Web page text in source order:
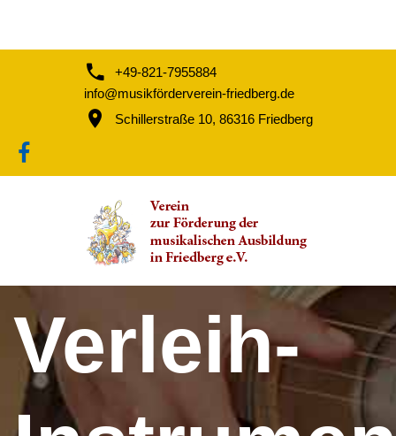
+49-821-7955884
info@musikförderverein-friedberg.de
Schillerstraße 10, 86316 Friedberg
Verleih-